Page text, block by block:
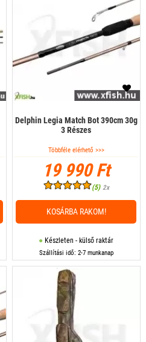
Delphin Legia Match Bot 390cm 30g
3 Részes
Többféle elérhető >>>
19 990 Ft
(5) 2x
Készleten - külső raktár
Szállítási idő: 2-7 munkanap
KOSÁRBA RAKOM!